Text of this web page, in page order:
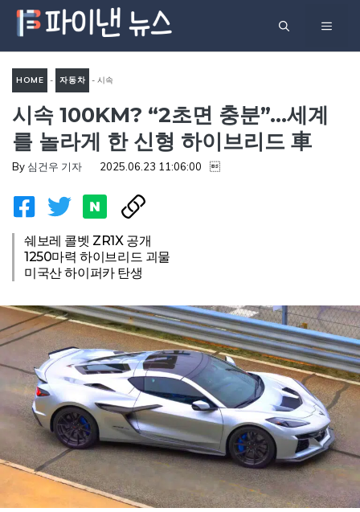
츠
기
메
HOME - 자동차 -시속
100km? “2초면 충분”…세계를
놀라게 한 신형 하이브리드 車
시속 100KM? “2초면 충분”…세계
를 놀라게 한 신형 하이브리드 車
By 심건우 기자 2025.06.23 11:06:00 
쉐보레 콜벳 ZR1X 공개
1250마력 하이브리드 괴물
미국산 하이퍼카 탄생